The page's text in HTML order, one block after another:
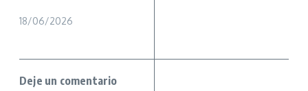
18/06/2026
Deje un comentario